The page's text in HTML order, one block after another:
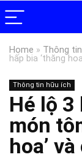
Home » Thông
hấp bia ‘thăng
Thông tin hữu ích
Hé lộ
món
hoa’